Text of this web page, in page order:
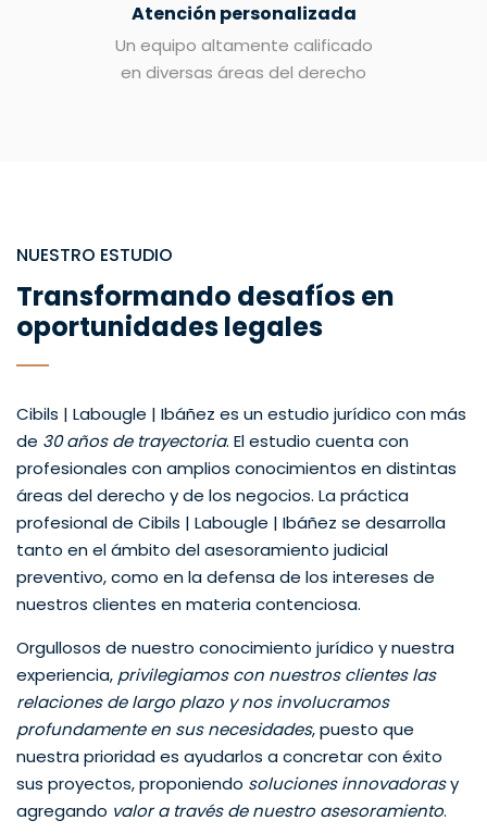
Atención personalizada
Un equipo altamente calificado
en diversas áreas del derecho
NUESTRO ESTUDIO
Transformando desafíos en
oportunidades legales
Cibils | Labougle | Ibáñez es un estudio jurídico con más
de 30 años de trayectoria. El estudio cuenta con
profesionales con amplios conocimientos en distintas
áreas del derecho y de los negocios. La práctica
profesional de Cibils | Labougle | Ibáñez se desarrolla
tanto en el ámbito del asesoramiento judicial
preventivo, como en la defensa de los intereses de
nuestros clientes en materia contenciosa.
Orgullosos de nuestro conocimiento jurídico y nuestra
experiencia, privilegiamos con nuestros clientes las
relaciones de largo plazo y nos involucramos
profundamente en sus necesidades, puesto que
nuestra prioridad es ayudarlos a concretar con éxito
sus proyectos, proponiendo soluciones innovadorasy
agregando valor a través de nuestro asesoramiento.